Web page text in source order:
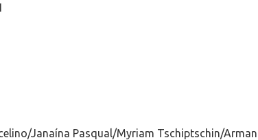
Janaína Pasqual/Myriam Tschiptschin/